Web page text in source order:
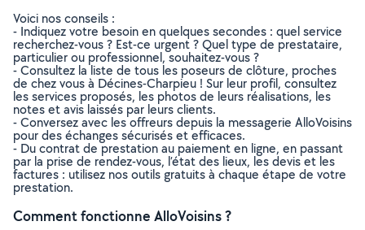
Voici nos conseils :
- Indiquez votre besoin en quelques secondes : quel service
recherchez-vous ? Est-ce urgent ? Quel type de prestataire,
particulier ou professionnel, souhaitez-vous ?
- Consultez la liste de tous les poseurs de clôture, proches
de chez vous à Décines-Charpieu ! Sur leur profil, consultez
les services proposés, les photos de leurs réalisations, les
notes et avis laissés par leurs clients.
- Conversez avec les offreurs depuis la messagerie AlloVoisins
pour des échanges sécurisés et efficaces.
- Du contrat de prestation au paiement en ligne, en passant
par la prise de rendez-vous, l’état des lieux, les devis et les
factures : utilisez nos outils gratuits à chaque étape de votre
prestation.
Comment fonctionne AlloVoisins ?